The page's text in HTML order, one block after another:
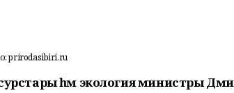
prirodasibiri.ru
ресурстары һәм экология министры